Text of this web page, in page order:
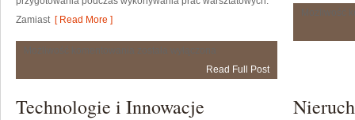
Zamiast[ Read More ]
Read Full Post
Technologie i Innowacje